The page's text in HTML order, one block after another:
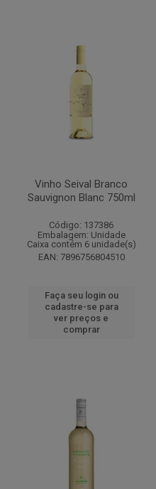
Vinho Seival Branco
Sauvignon Blanc 750ml
Código: 137386
Embalagem: Unidade
Caixa contém 6 unidade(s)
EAN: 7896756804510
Faça seu login ou
cadastre-se para
ver preços e
comprar